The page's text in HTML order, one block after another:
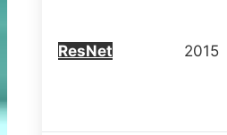
ResNet 2015